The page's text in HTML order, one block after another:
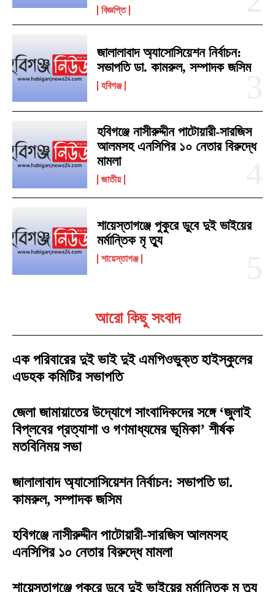
বিজ্ঞপ্তি
জালালাবাদ অ্যাসোসিয়েশন নির্বাচন:
সভাপতি ডা. কামরুল, সম্পাদক জসিম
হবিগঞ্জ
হবিগঞ্জে নাসীরুদ্দীন পাটোয়ারী-সারজিস
আলমসহ এনসিপির ১০ নেতার বিরুদ্ধে
মামলা
জাতীয়
শায়েস্তাগঞ্জে পুকুরে ডুবে দুই ভাইয়ের
মর্মান্তিক মৃ ত্যু
শায়েস্তাগঞ্জ
আরো কিছু সংবাদ
এক পরিবারের দুই ভাই দুই এমপিওভুক্ত হাইস্কুলের
এডহক কমিটির সভাপতি
জেলা জামায়াতের উদ্যোগে সাংবাদিকদের সঙ্গে ‘জুলাই
বিপ্লবের প্রত্যাশা ও গণমাধ্যমের ভূমিকা’ শীর্ষক
মতবিনিময় সভা
জালালাবাদ অ্যাসোসিয়েশন নির্বাচন: সভাপতি ডা.
কামরুল, সম্পাদক জসিম
হবিগঞ্জে নাসীরুদ্দীন পাটোয়ারী-সারজিস আলমসহ
এনসিপির ১০ নেতার বিরুদ্ধে মামলা
শায়েস্তাগঞ্জে পুকুরে ডুবে দুই ভাইয়ের মর্মান্তিক মৃ ত্যু